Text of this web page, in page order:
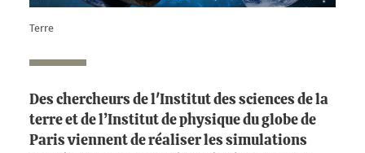
Terre
Des chercheurs de l'Institut des sciences de la
terre et de l’Institut de physique du globe de
Paris viennent de réaliser les simulations